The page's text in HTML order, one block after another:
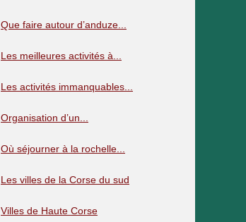
Que faire autour d’anduze...
Les meilleures activités à...
Les activités immanquables...
Organisation d’un...
Où séjourner à la rochelle...
Les villes de la Corse du sud
Villes de Haute Corse